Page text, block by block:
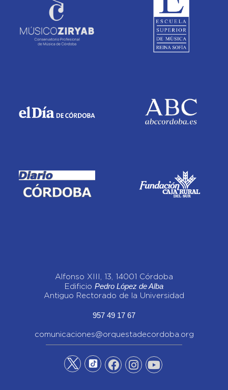
Alfonso XIII, 13, 14001 Córdoba
Edificio Pedro López de Alba
Antiguo Rectorado de la Universidad
957 49 17 67
comunicaciones@orquestadecordoba.org